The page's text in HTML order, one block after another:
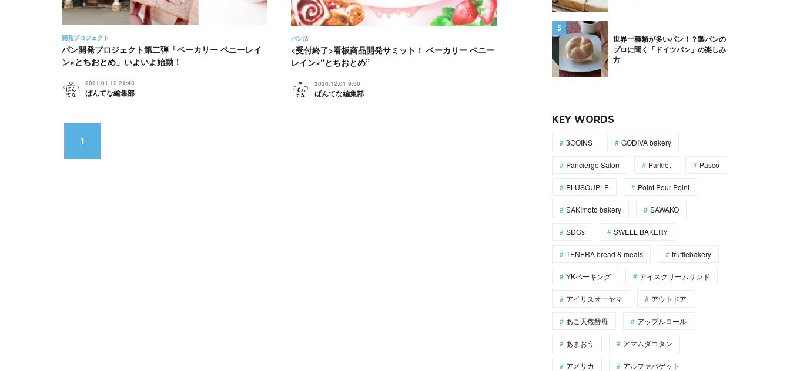
開発プロジェクト
パン開発プロジェクト第二弾「ベーカリー ペニーレイ
ン×とちおとめ」いよいよ始動！
2021.01.12 21:43
ぱんてな編集部
パン活
<受付終了>看板商品開発サミット！ ベーカリー ペニー
レイン×“とちおとめ”
2020.12.01 9:50
ぱんてな編集部
1
世界一種類が多いパン！？製パンの
プロに聞く「ドイツパン」の楽しみ
方
KEY WORDS
3COINS GODIVA bakery
Pancierge Salon Parklet Pasco
PLUSOUPLE Point Pour Point
SAKImoto bakery SAWAKO
SDGs SWELL BAKERY
TENERA bread & meals trufflebakery
YKベーキング アイスクリームサンド
アイリスオーヤマ アウトドア
あこ天然酵母 アップルロール
あまおう アマムダコタン
アメリカ アルファバゲット